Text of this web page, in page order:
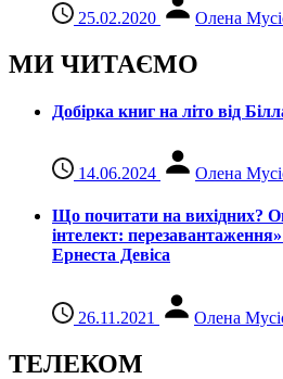
25.02.2020 Олена
МИ ЧИТАЄМО
Добірка книг на літо від
14.06.2024 Олена
Що почитати на вихідних?
інтелект:
Ернеста Девіса
26.11.2021 Олена
ТЕЛЕКОМ